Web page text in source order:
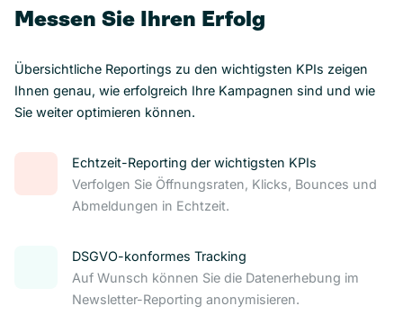
Messen Sie Ihren Erfolg
Übersichtliche Reportings zu den wichtigsten KPIs zeigen
Ihnen genau, wie erfolgreich Ihre Kampagnen sind und wie
Sie weiter optimieren können.
Echtzeit-Reporting der wichtigsten KPIs
Verfolgen Sie Öffnungsraten, Klicks, Bounces und
Abmeldungen in Echtzeit.
DSGVO-konformes Tracking
Auf Wunsch können Sie die Datenerhebung im
Newsletter-Reporting anonymisieren.